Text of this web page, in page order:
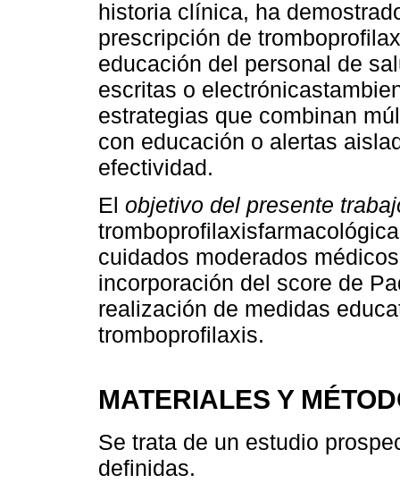
historia clínica, ha
prescripción de
educación del personal de
escritas o
estrategias que combinan
con educación o alertas
efectividad.
El objetivo del presente
cuidados moderados
incorporación del score de
realización de medidas
tromboprofilaxis.
MATERIALES Y
Se trata de un estudio
definidas.